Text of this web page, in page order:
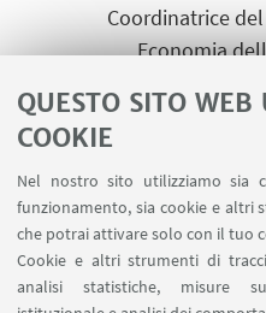
QUESTO SITO
COOKIE
Nel nostro sito utilizziamo sia
funzionamento, sia cookie e altri
che potrai attivare solo con il tuo
Cookie e altri strumenti di
analisi statistiche, misure
Coordinatrice
Economia
Scrivi
Informazioni
Financial
Scrivi